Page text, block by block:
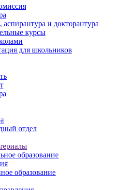
и докторантура
курсы
для школьников
отдел
образование
образование